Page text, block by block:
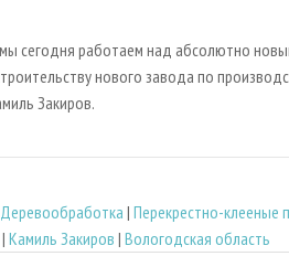
сегодня работаем над абсолютно
нового завода по
Закиров.
Деревообработка | Перекрестно-клееные
| Камиль Закиров | Вологодская область